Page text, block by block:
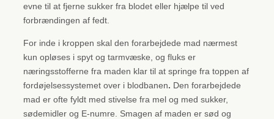
evne til at fjerne sukker fra blodet eller hjælpe til ved
forbrændingen af fedt.
For inde i kroppen skal den forarbejdede mad nærmest
kun opløses i spyt og tarmvæske, og fluks er
næringsstofferne fra maden klar til at springe fra toppen af
fordøjelsessystemet over i blodbanen. Den forarbejdede
mad er ofte fyldt med stivelse fra mel og med sukker,
sødemidler og E-numre. Smagen af maden er sød og